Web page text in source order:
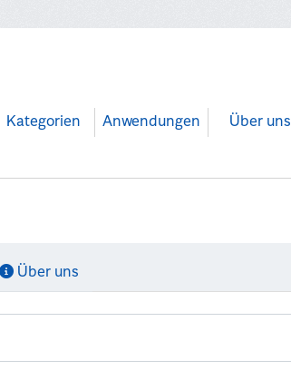
Kategorien Anwendungen Über uns
Über uns